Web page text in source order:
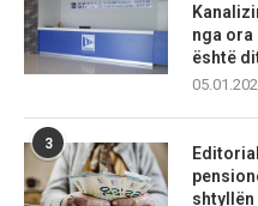
nga ora
është
3
shtyllën